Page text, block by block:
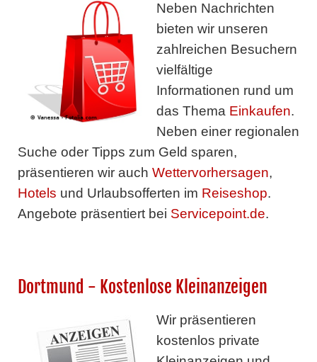
Neben Nachrichten
bieten wir unseren
zahlreichen Besuchern
vielfältige
Informationen rund um
das Thema Einkaufen.
Neben einer regionalen
Suche oder Tipps zum Geld sparen,
präsentieren wir auch Wettervorhersagen,
Hotels und Urlaubsofferten im Reiseshop.
Angebote präsentiert bei Servicepoint.de.
Dortmund - Kostenlose Kleinanzeigen
Wir präsentieren
kostenlos private